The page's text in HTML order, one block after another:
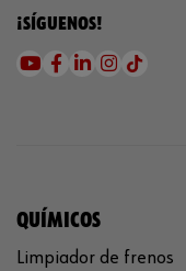
¡SÍGUENOS!
QUÍMICOS
Limpiador de frenos